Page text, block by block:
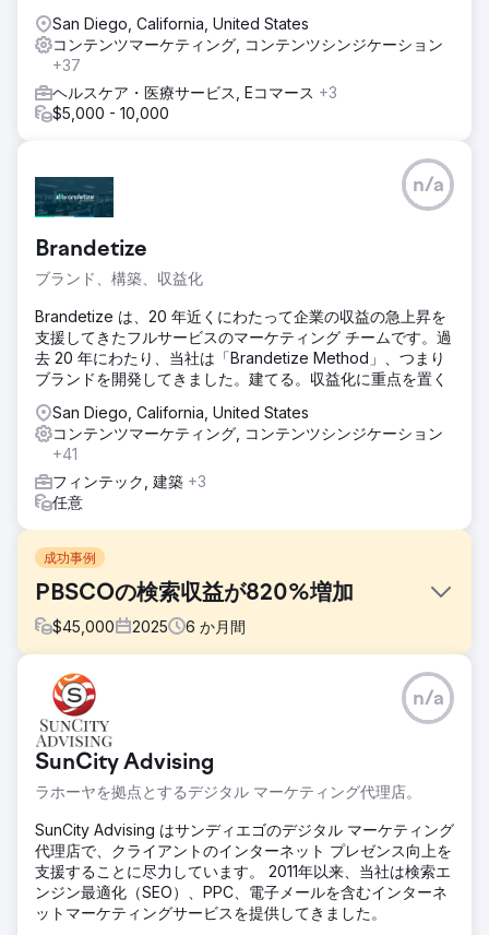
San Diego, California, United States
コンテンツマーケティング, コンテンツシンジケーション
+37
ヘルスケア・医療サービス, Eコマース +3
$5,000 - 10,000
Brandetize
ブランド、構築、収益化
n/a
Brandetize は、20 年近くにわたって企業の収益の急上昇を
支援してきたフルサービスのマーケティング チームです。過
去 20 年にわたり、当社は「Brandetize Method」、つまり
ブランドを開発してきました。建てる。収益化に重点を置く
San Diego, California, United States
コンテンツマーケティング, コンテンツシンジケーション
+41
フィンテック, 建築 +3
任意
成功事例
PBSCOの検索収益が820%増加
$45,000 2025 6 か月間
課題
検索エンジンがブランドの価値の高いページを容易に優先的
に表示できなかったため、オーガニック検索の成長は停滞し
た。クロール予算が無駄になり、重複するコンテンツが混乱
を招き、eコマースの構造も理解しにくくなっていた。
ソリューション
ルートドメインの監査、XMLサイトマップの整理、クロール
の無駄を減らすための低価値ページ削除を実施しました。重
複するコンテンツを統合し、キーワードターゲティングの改
善、見出し構造の明確化、スキーマの強化によりShopifyの
商品ページを改善しました。さらに、内部リンクを強化し、
購買意欲の高い比較ピラーを導入しました。
SunCity Advising
ラホーヤを拠点とするデジタル マーケティング代理店。
n/a
SunCity Advising はサンディエゴのデジタル マーケティング
代理店で、クライアントのインターネット プレゼンス向上を
支援することに尽力しています。 2011年以来、当社は検索エ
ンジン最適化（SEO）、PPC、電子メールを含むインターネ
ットマーケティングサービスを提供してきました。